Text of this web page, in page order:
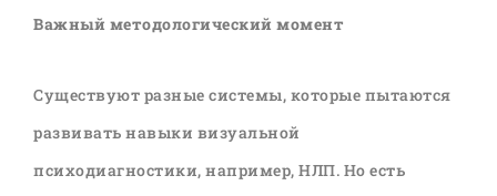
Важный методологический момент
Существуют разные системы, которые пытаются
развивать навыки визуальной
психодиагностики, например, НЛП. Но есть